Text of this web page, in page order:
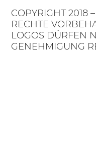
COPYRIGHT 2018
RECHTE
LOGOS DÜRFEN
GENEHMIGUNG